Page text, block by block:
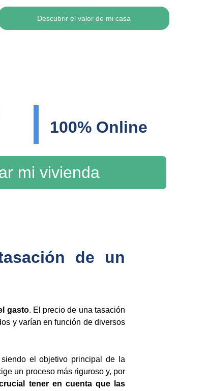
Descubrir el valor de mi casa
mi vivienda
100% Online
de un
gasto. El precio de una tasación
y varían en función de diversos
el objetivo principal de la
un proceso más riguroso y, por
tener en cuenta que las